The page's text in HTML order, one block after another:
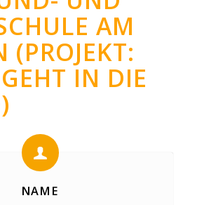
AM
(PROJEKT:
IN DIE
NAME